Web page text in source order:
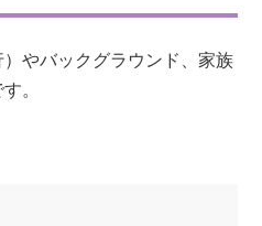
やバックグラウンド、家族
。